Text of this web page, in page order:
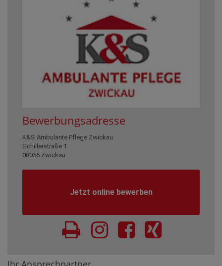
Bewerbungsadresse
K&S Ambulante Pflege Zwickau
Schillerstraße 1
08056 Zwickau
Jetzt online bewerben